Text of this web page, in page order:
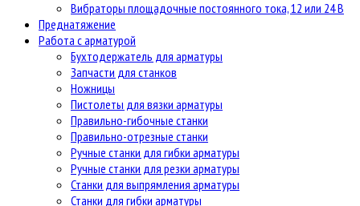
Вибраторы площадочные постоянного тока, 12 или 24 В
Преднатяжение
Работа с арматурой
Бухтодержатель для арматуры
Запчасти для станков
Ножницы
Пистолеты для вязки арматуры
Правильно-гибочные станки
Правильно-отрезные станки
Ручные станки для гибки арматуры
Ручные станки для резки арматуры
Станки для выпрямления арматуры
Станки для гибки арматуры